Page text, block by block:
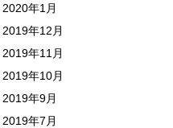
2020年1月
2019年12月
2019年11月
2019年10月
2019年9月
2019年7月